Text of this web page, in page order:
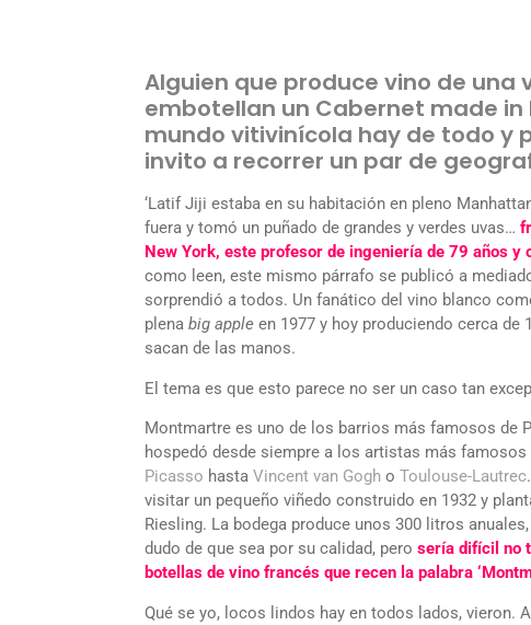
Alguien que produce vino de una
embotellan un Cabernet made in
mundo vitivinícola hay de todo y
invito a recorrer un par de
‘Latif Jiji estaba en su habitación en pleno
fuera y tomó un puñado de grandes y verdes uvas…
New York, este profesor de ingeniería de 79 años y
como leen, este mismo párrafo se publicó a
sorprendió a todos. Un fanático del vino blanco
plena big apple en 1977 y hoy produciendo cerca de
sacan de las manos.
El tema es que esto parece no ser un caso tan
Montmartre es uno de los barrios más famosos de
hospedó desde siempre a los artistas más
Picasso hasta Vincent van Gogh o Toulouse-Lautrec
visitar un pequeño viñedo construido en 1932 y
Riesling. La bodega produce unos 300 litros
dudo de que sea por su calidad, pero sería difícil no
botellas de vino francés que recen la palabra
Qué se yo, locos lindos hay en todos lados, vieron.